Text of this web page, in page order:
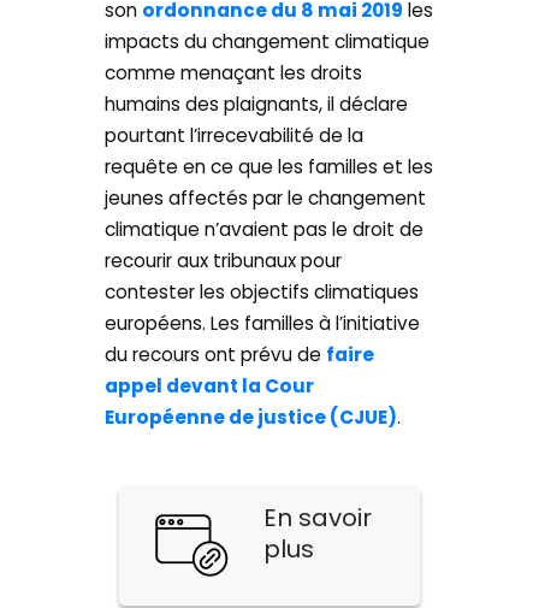
son ordonnance du 8 mai 2019 les
impacts du changement climatique
comme menaçant les droits
humains des plaignants, il déclare
pourtant l’irrecevabilité de la
requête en ce que les familles et les
jeunes affectés par le changement
climatique n’avaient pas le droit de
recourir aux tribunaux pour
contester les objectifs climatiques
européens. Les familles à l’initiative
du recours ont prévu de faire
appel devant la Cour
Européenne de justice (CJUE).
En savoir
plus